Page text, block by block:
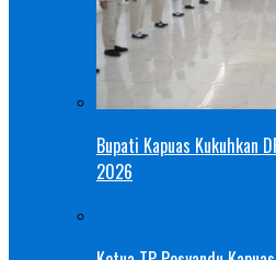
Bupati Kapuas Kukuhkan
2026